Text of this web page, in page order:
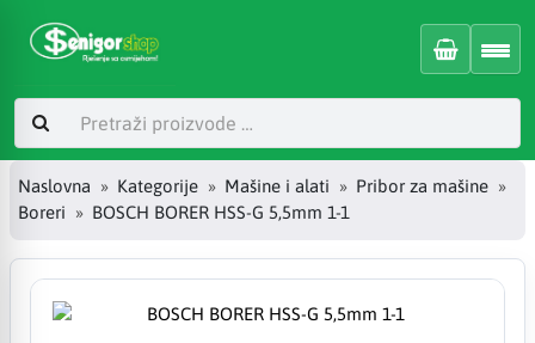
Naslovna Kategorije Mašine i alati
Pribor za mašine
Boreri
BOSCH BORER HSS-G 5,5mm 1-1